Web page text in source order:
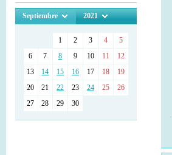
Septiembre 2021
1 2 3 4
5
6
7 8 9 10 11
12
13
14 15 16 17 18
19
20
21 22 23 24 25
26
27
28 29 30